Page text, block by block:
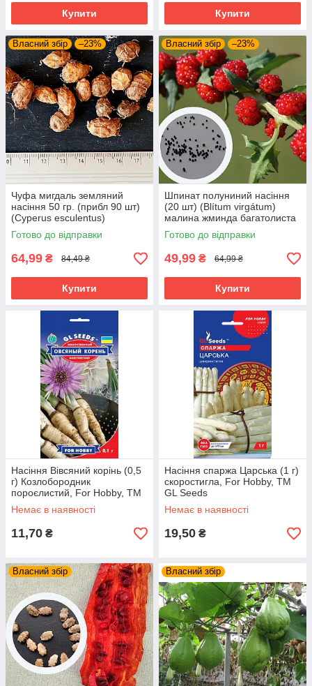
Купити Купити
Власний збір –23%
Чуфа мигдаль земляний
насіння 50 гр. (прибл 90 шт)
(Cyperus esculentus)
тигровий горіх смикавець
Готово до відправки
64,99 ₴ 84,49 ₴
Купити
Власний збір –23%
Шпинат полуниний насіння
(20 шт) (Blítum virgátum)
малина жминда багатолиста
лобода
Готово до відправки
49,99 ₴ 64,99 ₴
Купити
Насіння Вiвсяний корінь (0,5
г) Козлобородник
пороєлистий, For Hobby, TM
GL Seeds
Немає в наявності
11,70 ₴
Насіння спаржа Царська (1 г)
скоростигла, For Hobby, TM
GL Seeds
Немає в наявності
19,50 ₴
Власний збір Власний збір